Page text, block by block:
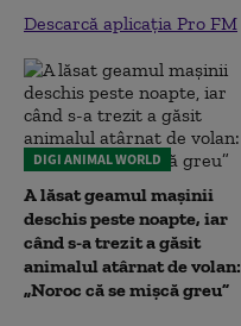
Descarcă aplicația Pro FM
DIGI ANIMAL WORLD
A lăsat geamul mașinii
deschis peste noapte, iar
când s-a trezit a găsit
animalul atârnat de volan:
„Noroc că se mișcă greu”